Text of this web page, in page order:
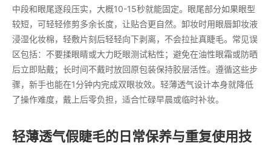
中段和眼尾逐段压实，大概10-15秒就能固定。眼尾部分如果眼型
较短，可轻轻修剪多余长度，让贴合更自然。卸妆时用眼唇卸妆液
浸湿化妆棉，轻敷片刻后轻轻向下剥离，不会拉扯真睫毛。常见误
区包括：不要揉眼睛或大力眨眼测试粘性；避免在油性眼霜或防晒
后立即贴戴；长时间不戴时放回原包装保持胶层活性。遵循这些步
骤，新手也能在1分钟内完成双眼妆效。轻薄透气设计本身就降低
了操作难度，戴上后零负担，适合忙碌早晨或临时补妆。
轻薄透气假睫毛的日常保养与重复使用技